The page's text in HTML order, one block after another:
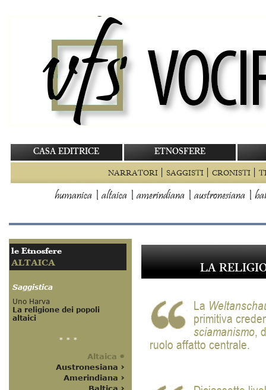
CASA EDITRICE ETNOSFERE
NARRATORI | SAGGISTI |CRONISTI |
humanica |altaica |amerindiana |austronesiana |
LA
La
primitiva
sciamanismo,
ruolo affatto centrale.